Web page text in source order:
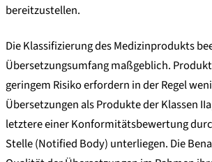
bereitzustellen.
Die Klassifizierung des Medizinprodukts
Übersetzungsumfang maßgeblich.
geringem Risiko erfordern in der Regel
Übersetzungen als Produkte der Klassen
letztere einer Konformitätsbewertung
Stelle (Notified Body) unterliegen. Die